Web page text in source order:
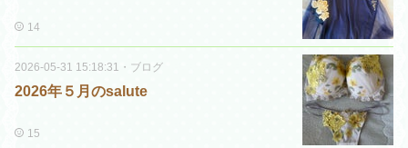
14
2026-05-31 15:18:31 ・ ブログ
2026年５月のsalute
15